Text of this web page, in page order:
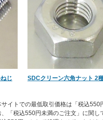
じ SDCクリーン六角ナット 2
サイトでの最低取引価格は「税込550
、「税込550円未満のご注文」に関し